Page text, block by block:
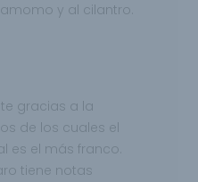
y al cilantro.
gracias a la
de los cuales el
es el más franco.
tiene notas